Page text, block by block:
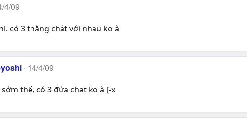
4/09
có 3 thằng chát với nhau ko à
14/4/09
thế, có 3 đứa chat ko à [-x